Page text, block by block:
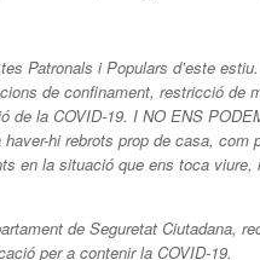
Patronals i Populars d’este
de confinament, restricció de
de la COVID-19. I NO ENS
hi rebrots prop de casa, com
en la situació que ens toca
de Seguretat Ciutadana,
per a contenir la COVID-19.